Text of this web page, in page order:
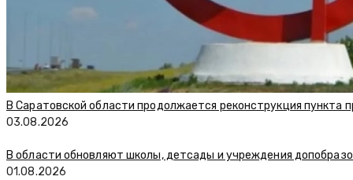
В Саратовской области продолжается реконструкция пункта
03.08.2026
В области обновляют школы, детсады и учреждения
01.08.2026